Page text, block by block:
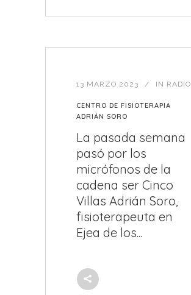
13 MARZO 2023 IN RADIO
CENTRO DE FISIOTERAPIA
ADRIÁN SORO
La pasada semana
pasó por los
micrófonos de la
cadena ser Cinco
Villas Adrián Soro,
fisioterapeuta en
Ejea de los...